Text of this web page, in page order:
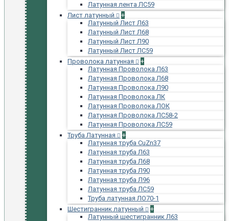
Латунная лента ЛС59
Лист латунный
+
Латунный Лист Л63
Латунный Лист Л68
Латунный Лист Л90
Латунный Лист ЛС59
Проволока латунная
+
Латунная Проволока Л63
Латунная Проволока Л68
Латунная Проволока Л90
Латунная Проволока ЛК
Латунная Проволока ЛОК
Латунная Проволока ЛС58-2
Латунная Проволока ЛС59
Труба Латунная
+
Латунная труба CuZn37
Латунная труба Л63
Латунная труба Л68
Латунная труба Л90
Латунная труба Л96
Латунная труба ЛС59
Труба латунная ЛО70-1
Шестигранник латунный
+
Латунный шестигранник Л63